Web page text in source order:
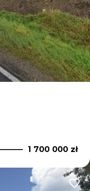
1 700 000 zł